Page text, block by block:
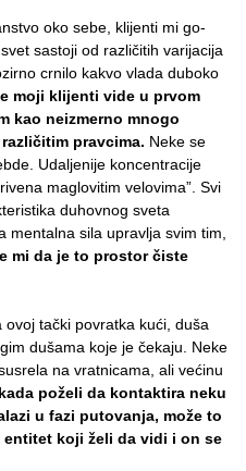
oko sebe, klijenti mi go­
sastoji od različitih varijacija
crnilo kakvo vlada duboko
moji klijenti vide u prvom
kao neizmerno mnogo
pravcima. Neke se
Udaljenije koncentracije
maglovitim velovima”. Svi
duhovnog sveta
mentalna sila upravlja svim tim,
mi da je to prostor čiste
tački povratka kući, duša
dušama koje je čekaju. Neke
na vratnicama, ali većinu
poželi da kontaktira neku
u fazi putovanja, može to
koji želi da vidi i on se